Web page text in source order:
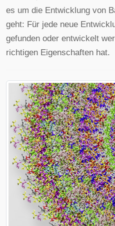
es um die Entwicklung von
geht: Für jede neue
gefunden oder entwickelt
richtigen Eigenschaften hat.